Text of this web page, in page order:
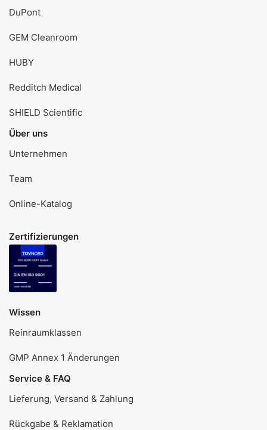
DuPont
GEM Cleanroom
HUBY
Redditch Medical
SHIELD Scientific
Über uns
Unternehmen
Team
Online-Katalog
Zertifizierungen
Wissen
Reinraumklassen
GMP Annex 1 Änderungen
Service & FAQ
Lieferung, Versand & Zahlung
Rückgabe & Reklamation